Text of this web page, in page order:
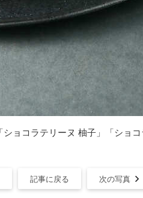
ョコラテリーヌ 柚子」「ショコ
記事に戻る 次の写真